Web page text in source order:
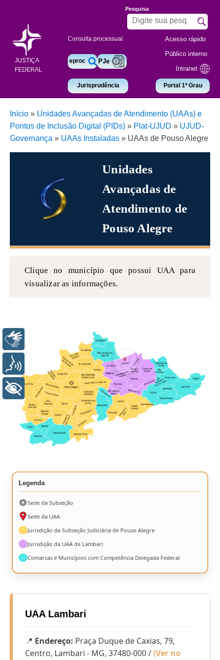
JUSTIÇA
FEDERAL
Consulta processual
eproc PJe
Jurisprudência
Pesquisa
Acesso rápido
Público interno
Intranet
Portal 1º Grau
Início » Unidades Avançadas de Atendimento (UAAs) e
Pontos de Inclusão Digital (PIDs) » Plat-UJUD » UJUD-
Governança » UAAs Instaladas » UAAs de Pouso Alegre
Unidades
Avançadas de
Atendimento de
Pouso Alegre
Clique no município que possui UAA para
visualizar as informações.
Legenda
Sede da Subseção
Sede da UAA
Jurisdição da Subseção Judiciária de Pouso Alegre
Jurisdição da UAA de Lambari
Comarcas e Municípios com Competência Delegada Federal
UAA Lambari
📍 Endereço: Praça Duque de Caxias, 79,
Centro, Lambari - MG, 37480‑000 /(Ver no
+ Acessibilidade